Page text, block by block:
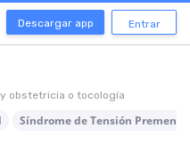
Descargar app Entrar
obstetricia o tocología
Síndrome de Tensión